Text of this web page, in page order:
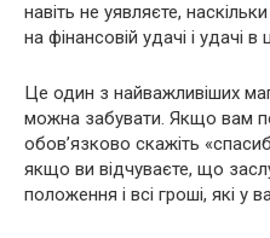
навіть не уявляєте,
на фінансовій удачі і удачі в
Це один з найважливіших
можна забувати. Якщо вам
обов’язково скажіть
якщо ви відчуваєте, що
положення і всі гроші, які у